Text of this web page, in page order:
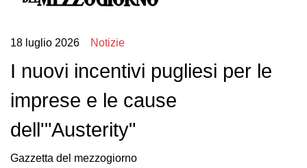
18 luglio 2026 Notizie
I nuovi incentivi pugliesi per le
imprese e le cause
dell'"Austerity"
Gazzetta del mezzogiorno